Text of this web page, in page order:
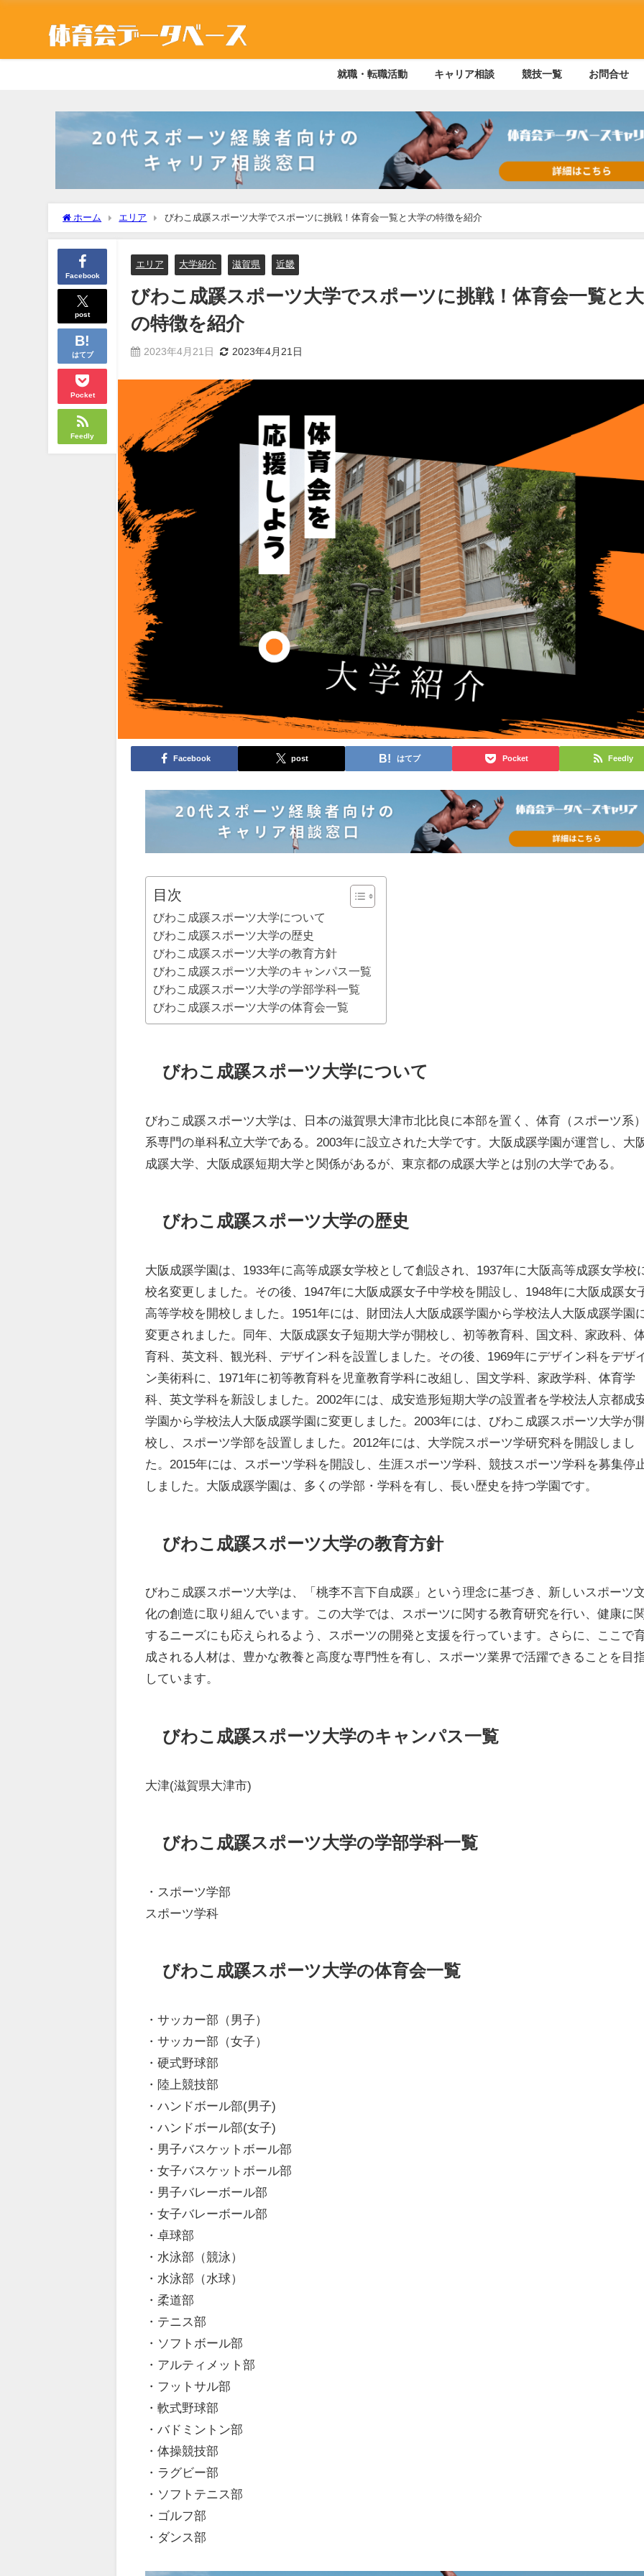
就職・転職活動 キャリア相談 競技一覧 お問合せ
ホーム エリア びわこ成蹊スポーツ大学でスポーツに挑戦！体育会一覧と大学の特徴を紹介
Facebook
post
はてブ
Pocket
Feedly
エリア 大学紹介 滋賀県 近畿
びわこ成蹊スポーツ大学でスポーツに挑戦！体育会一覧と
の特徴を紹介
2023年4月21日 2023年4月21日
Facebook post はてブ Pocket Feedly
目次
びわこ成蹊スポーツ大学について
びわこ成蹊スポーツ大学の歴史
びわこ成蹊スポーツ大学の教育方針
びわこ成蹊スポーツ大学のキャンパス一覧
びわこ成蹊スポーツ大学の学部学科一覧
びわこ成蹊スポーツ大学の体育会一覧
びわこ成蹊スポーツ大学について
びわこ成蹊スポーツ大学は、日本の滋賀県大津市北比良に本部を置く、体育（スポーツ系）
系専門の単科私立大学である。2003年に設立された大学です。大阪成蹊学園が運営し、大
成蹊大学、大阪成蹊短期大学と関係があるが、東京都の成蹊大学とは別の大学である。
びわこ成蹊スポーツ大学の歴史
大阪成蹊学園は、1933年に高等成蹊女学校として創設され、1937年に大阪高等成蹊女学校
校名変更しました。その後、1947年に大阪成蹊女子中学校を開設し、1948年に大阪成蹊女
高等学校を開校しました。1951年には、財団法人大阪成蹊学園から学校法人大阪成蹊学園
変更されました。同年、大阪成蹊女子短期大学が開校し、初等教育科、国文科、家政科、
育科、英文科、観光科、デザイン科を設置しました。その後、1969年にデザイン科をデザ
ン美術科に、1971年に初等教育科を児童教育学科に改組し、国文学科、家政学科、体育学
科、英文学科を新設しました。2002年には、成安造形短期大学の設置者を学校法人京都成
学園から学校法人大阪成蹊学園に変更しました。2003年には、びわこ成蹊スポーツ大学が
校し、スポーツ学部を設置しました。2012年には、大学院スポーツ学研究科を開設しまし
た。2015年には、スポーツ学科を開設し、生涯スポーツ学科、競技スポーツ学科を募集停
しました。大阪成蹊学園は、多くの学部・学科を有し、長い歴史を持つ学園です。
びわこ成蹊スポーツ大学の教育方針
びわこ成蹊スポーツ大学は、「桃李不言下自成蹊」という理念に基づき、新しいスポーツ
化の創造に取り組んでいます。この大学では、スポーツに関する教育研究を行い、健康に関
するニーズにも応えられるよう、スポーツの開発と支援を行っています。さらに、ここで
成される人材は、豊かな教養と高度な専門性を有し、スポーツ業界で活躍できることを目
しています。
びわこ成蹊スポーツ大学のキャンパス一覧
大津(滋賀県大津市)
びわこ成蹊スポーツ大学の学部学科一覧
・スポーツ学部
スポーツ学科
びわこ成蹊スポーツ大学の体育会一覧
・サッカー部（男子）
・サッカー部（女子）
・硬式野球部
・陸上競技部
・ハンドボール部(男子)
・ハンドボール部(女子)
・男子バスケットボール部
・女子バスケットボール部
・男子バレーボール部
・女子バレーボール部
・卓球部
・水泳部（競泳）
・水泳部（水球）
・柔道部
・テニス部
・ソフトボール部
・アルティメット部
・フットサル部
・軟式野球部
・バドミントン部
・体操競技部
・ラグビー部
・ソフトテニス部
・ゴルフ部
・ダンス部